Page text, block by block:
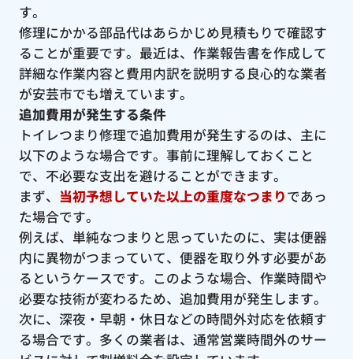
す。
修理にかかる部品代はあらかじめ見積もりで確認す
ることが重要です。最近は、作業報告書を作成して
詳細な作業内容と費用内訳を説明する良心的な業者
が安芸市でも増えています。
追加費用が発生する条件
トイレつまり修理で追加費用が発生するのは、主に
以下のような場合です。事前に理解しておくこと
で、不必要な支出を避けることができます。
まず、 当初予想していた以上の重度なつまりであっ
た場合です。
例えば、単純なつまりと思っていたのに、実は便器
内に異物がつまっていて、便器を取り外す必要があ
るというケースです。このような場合、作業時間や
必要な技術が変わるため、追加費用が発生します。
次に、深夜・早朝・休日などの時間外対応を依頼す
る場合です。多くの業者は、通常営業時間外のサー